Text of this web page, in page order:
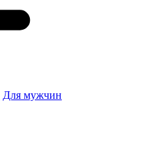
Для мужчин